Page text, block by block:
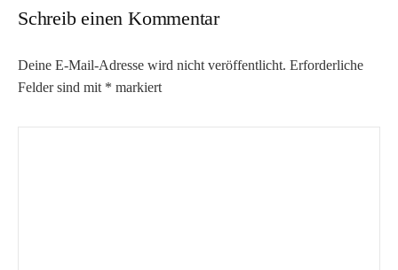
Schreib einen Kommentar
Deine E-Mail-Adresse wird nicht veröffentlicht. Erforderliche
Felder sind mit * markiert